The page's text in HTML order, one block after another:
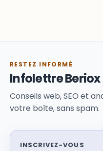
RESTEZ INFORMÉ
Infolettre Beriox
Conseils web, SEO et
votre boîte, sans spam.
INSCRIVEZ-VOUS